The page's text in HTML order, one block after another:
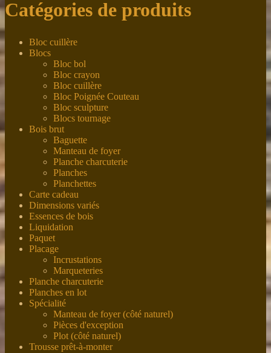
Catégories de produits
Bloc cuillère
Blocs
Bloc bol
Bloc crayon
Bloc cuillère
Bloc Poignée Couteau
Bloc sculpture
Blocs tournage
Bois brut
Baguette
Manteau de foyer
Planche charcuterie
Planches
Planchettes
Carte cadeau
Dimensions variés
Essences de bois
Liquidation
Paquet
Placage
Incrustations
Marqueteries
Planche charcuterie
Planches en lot
Spécialité
Manteau de foyer (côté naturel)
Pièces d'exception
Plot (côté naturel)
Trousse prêt-à-monter